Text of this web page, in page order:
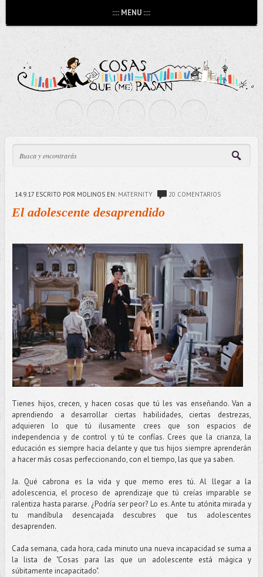
:::: MENU ::::
14.9.17ESCRITO POR MOLINOS EN: MATERNITY 20 COMENTARIOS
El adolescente desaprendido
Tienes hijos, crecen, y hacen cosas que tú les vas enseñando. Van a
aprendiendo a desarrollar ciertas habilidades, ciertas destrezas,
adquieren lo que tú ilusamente crees que son espacios de
independencia y de control y tú te confías. Crees que la crianza, la
educación es siempre hacia delante y que tus hijos siempre aprenderán
a hacer más cosas perfeccionando, con el tiempo, las que ya saben.
Ja. Qué cabrona es la vida y que memo eres tú. Al llegar a la
adolescencia, el proceso de aprendizaje que tú creías imparable se
ralentiza hasta pararse. ¿Podría ser peor? Lo es. Ante tu atónita mirada y
tu mandíbula desencajada descubres que tus adolescentes
desaprenden.
Cada semana, cada hora, cada minuto una nueva incapacidad se suma a
la lista de "Cosas para las que un adolescente está mágica y
súbitamente incapacitado".